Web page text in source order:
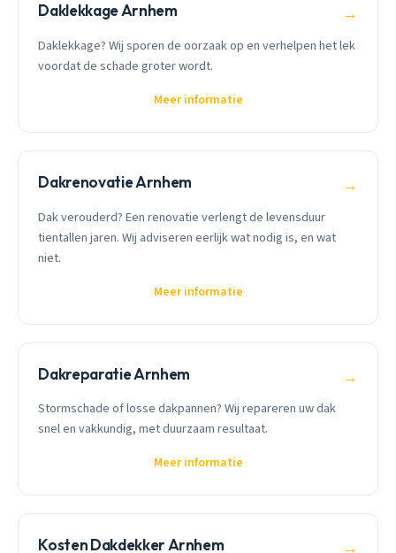
Daklekkage Arnhem →
Daklekkage? Wij sporen de oorzaak op en verhelpen het lek
voordat de schade groter wordt.
Meer informatie
Dakrenovatie Arnhem →
Dak verouderd? Een renovatie verlengt de levensduur
tientallen jaren. Wij adviseren eerlijk wat nodig is, en wat
niet.
Meer informatie
Dakreparatie Arnhem →
Stormschade of losse dakpannen? Wij repareren uw dak
snel en vakkundig, met duurzaam resultaat.
Meer informatie
Kosten Dakdekker Arnhem →